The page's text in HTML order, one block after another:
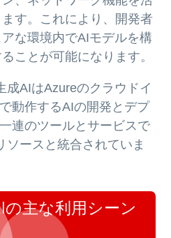
す。これにより、開発者
な環境内でAIモデルを構
ことが可能になります。
成AIはAzureのクラウドイ
動作するAIの開発とデプ
連のツールとサービスで
ソースと統合されていま
主な利用シーン